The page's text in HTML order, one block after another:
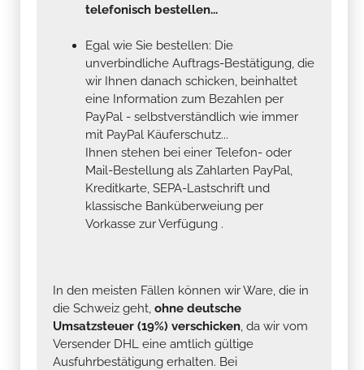
telefonisch bestellen...
Egal wie Sie bestellen: Die
unverbindliche Auftrags-Bestätigung, die
wir Ihnen danach schicken, beinhaltet
eine Information zum Bezahlen per
PayPal - selbstverständlich wie immer
mit PayPal Käuferschutz...
Ihnen stehen bei einer Telefon- oder
Mail-Bestellung als Zahlarten PayPal,
Kreditkarte, SEPA-Lastschrift und
klassische Banküberweiung per
Vorkasse zur Verfügung .
In den meisten Fällen können wir Ware, die in
die Schweiz geht, ohne deutsche
Umsatzsteuer (19%) verschicken, da wir vom
Versender DHL eine amtlich gültige
Ausfuhrbestätigung erhalten. Bei